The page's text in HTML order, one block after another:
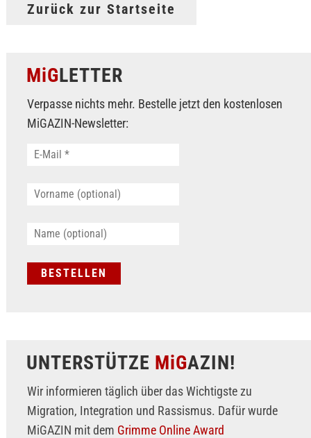
Zurück zur Startseite
MiGLETTER
Verpasse nichts mehr. Bestelle jetzt den kostenlosen
MiGAZIN-Newsletter:
UNTERSTÜTZE MiGAZIN!
Wir informieren täglich über das Wichtigste zu
Migration, Integration und Rassismus. Dafür wurde
MiGAZIN mit dem Grimme Online Award